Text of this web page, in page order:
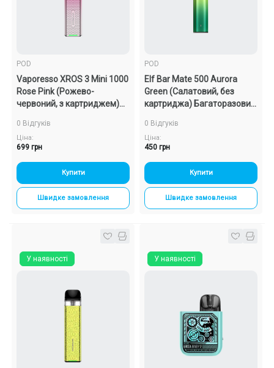
Подарункові набори
Знижки та опт
POD
Vaporesso XROS 3 Mini 1000
Rose Pink (Рожево-
червоний, з картриджем)
0 Відгуків
Ціна:
699 грн
Купити
Швидке замовлення
POD
Elf Bar Mate 500 Aurora
Green (Салатовий, без
картриджа) Багаторазовий
0 Відгуків
Ціна:
450 грн
Купити
Швидке замовлення
У наявності У наявності